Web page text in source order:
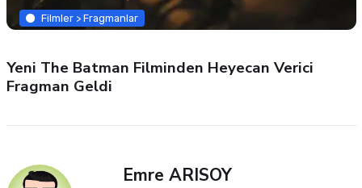
Filmler > Fragmanlar
Yeni The Batman Filminden Heyecan Verici
Fragman Geldi
Emre ARISOY